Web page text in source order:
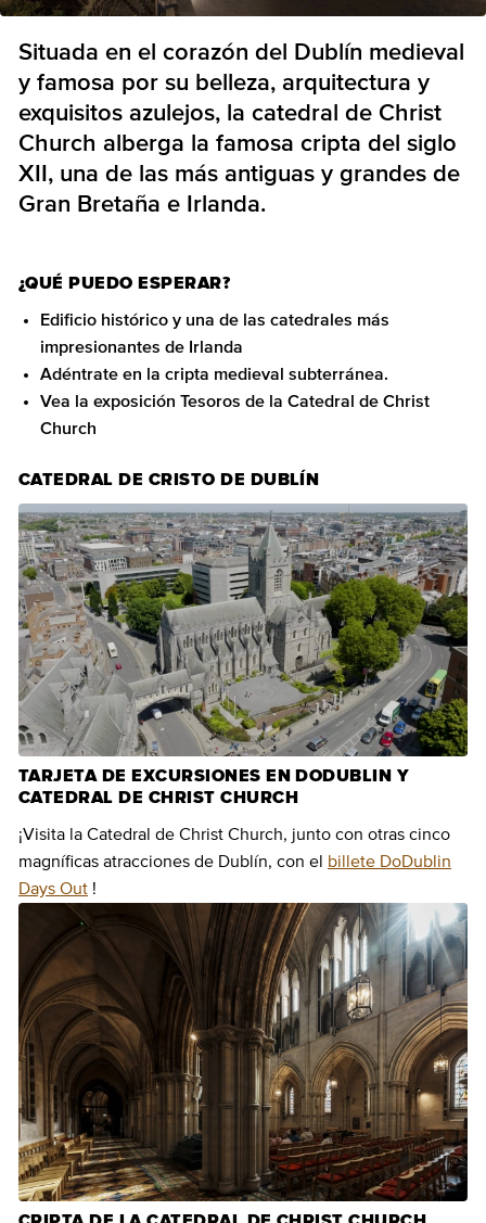
Situada en el corazón del Dublín medieval
y famosa por su belleza, arquitectura y
exquisitos azulejos, la catedral de Christ
Church alberga la famosa cripta del siglo
XII, una de las más antiguas y grandes de
Gran Bretaña e Irlanda.
¿QUÉ PUEDO ESPERAR?
Edificio histórico y una de las catedrales más
impresionantes de Irlanda
Adéntrate en la cripta medieval subterránea.
Vea la exposición Tesoros de la Catedral de Christ
Church
CATEDRAL DE CRISTO DE DUBLÍN
TARJETA DE EXCURSIONES EN DODUBLIN Y
CATEDRAL DE CHRIST CHURCH
¡Visita la Catedral de Christ Church, junto con otras cinco
magníficas atracciones de Dublín, con el
billete DoDublin
Days Out !